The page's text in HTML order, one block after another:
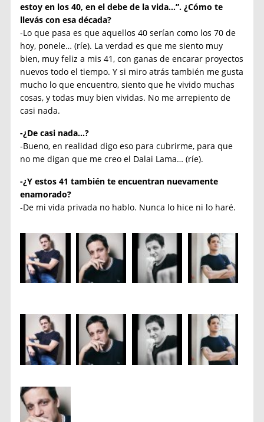
estoy en los 40, en el debe de la vida…”. ¿Cómo te
llevás con esa década?
-Lo que pasa es que aquellos 40 serían como los 70 de
hoy, ponele… (ríe). La verdad es que me siento muy
bien, muy feliz a mis 41, con ganas de encarar proyectos
nuevos todo el tiempo. Y si miro atrás también me gusta
mucho lo que encuentro, siento que he vivido muchas
cosas, y todas muy bien vividas. No me arrepiento de
casi nada.
-¿De casi nada…?
-Bueno, en realidad digo eso para cubrirme, para que
no me digan que me creo el Dalai Lama… (ríe).
-¿Y estos 41 también te encuentran nuevamente
enamorado?
-De mi vida privada no hablo. Nunca lo hice ni lo haré.